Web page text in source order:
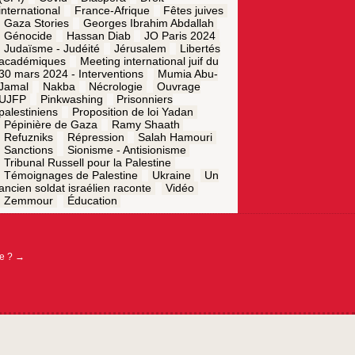
international
France-Afrique
Fêtes juives
Gaza Stories
Georges Ibrahim Abdallah
Génocide
Hassan Diab
JO Paris 2024
Judaïsme - Judéité
Jérusalem
Libertés
Meeting international juif du
mars 2024 - Interventions
Mumia Abu-
Nakba Nécrologie
Ouvrage
UJFP
Pinkwashing
Prisonniers
palestiniens
Proposition de loi Yadan
Pépinière de Gaza
Ramy Shaath
Refuzniks
Répression
Salah Hamouri
Sanctions
Sionisme - Antisionisme
Tribunal Russell pour la Palestine
Témoignages de Palestine
Ukraine
Un
soldat israélien raconte
Vidéo
Zemmour
Éducation
? →